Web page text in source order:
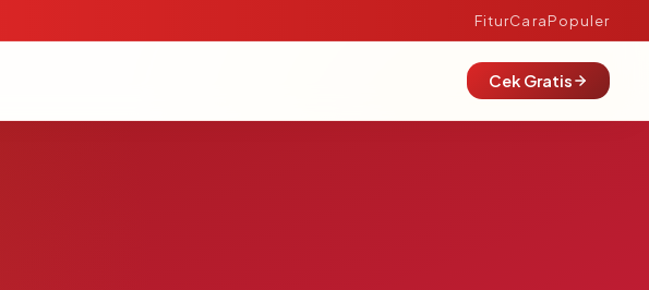
FiturCaraPopuler
Cek Gratis